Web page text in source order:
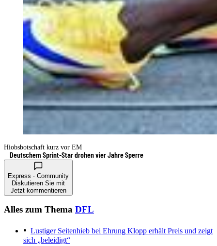
Hiobsbotschaft kurz vor EM
Deutschem Sprint-Star drohen vier Jahre Sperre
Express · Community
Diskutieren Sie mit
Jetzt kommentieren
Alles zum Thema DFL
Lustiger Seitenhieb bei Ehrung Klopp erhält Preis und zeigt
sich „beleidigt“